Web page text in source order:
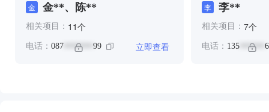
金 金**、陈**
相关项目： 11个
电话： 087 ******* 99 立即查看
李 李**
相关项目： 7个
电话： 135******